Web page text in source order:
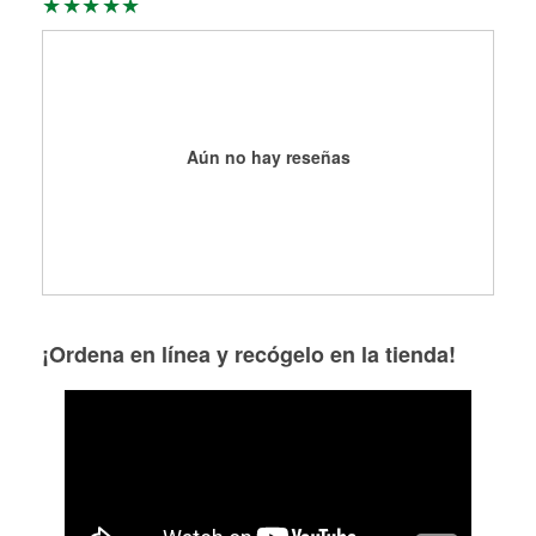
Aún no hay reseñas
¡Ordena en línea y recógelo en la tienda!